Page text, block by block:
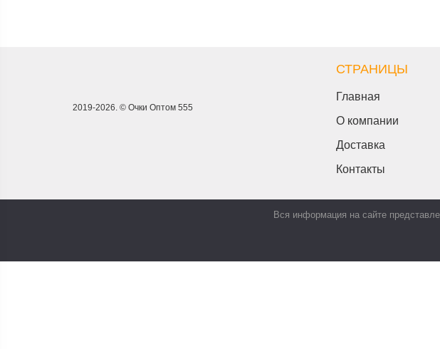
2019-2026. © Очки Оптом 555
СТРАНИЦЫ
Главная
О компании
Доставка
Контакты
Вся информация на сайте